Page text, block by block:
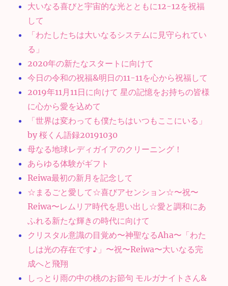
大いなる喜びと宇宙的な光とともに12-12を祝福
して
「わたしたちは大いなるシステムに見守られてい
る」
2020年の新たなスタートに向けて
今日の令和の祝福&明日の11-11を心から祝福して
2019年11月11日に向けて 星の記憶をお持ちの皆様
に心から愛を込めて
「世界は変わっても僕たちはいつもここにいる」
by 桜くん語録20191030
母なる地球レディガイアのクリーニング！
あらゆる体験がギフト
Reiwa最初の新月を記念して
☆まるごと愛して☆喜びアセンション☆〜祝〜
Reiwa〜レムリア時代を思い出し☆愛と調和にあ
ふれる新たな輝きの時代に向けて
クリスタル意識の目覚め〜神聖なるAha〜「わた
しは光の存在です♪」〜祝〜Reiwa〜大いなる完
成へと飛翔
しっとり雨の中の桃のお節句 モルガナイトさん&